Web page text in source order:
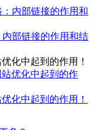
内部链接的作用和结
化中起到的作用！
化中起到的作用！